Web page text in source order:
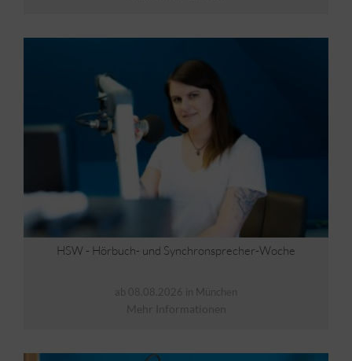
HSW - Hörbuch- und Synchronsprecher-Woche
ab 08.08.2026 in München
Mehr Informationen